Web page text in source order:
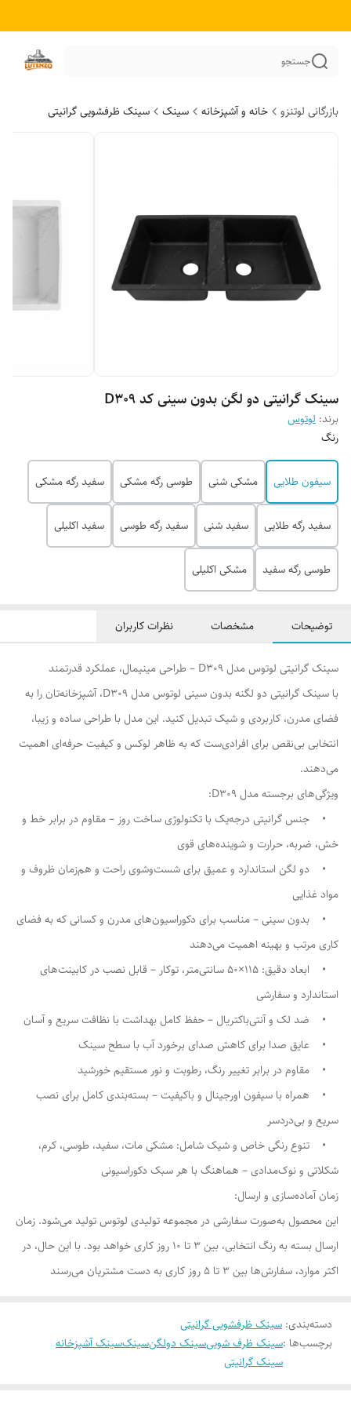
جستجو
بازرگانی لوتنزو خانه و آشپزخانه سینک سینک ظرفشویی گرانیتی
سینک گرانیتی دو لگن بدون سینی کد D309
برند: لوتوس
رنگ
سیفون طلایی مشکی شنی طوسی رگه مشکی سفید رگه مشکی
سفید رگه طلایی سفید شنی سفید رگه طوسی سفید اکلیلی
طوسی رگه سفید مشکی اکلیلی
توضیحات مشخصات نظرات کاربران
سینک گرانیتی لوتوس مدل D309 – طراحی مینیمال، عملکرد قدرتمند
با سینک گرانیتی دو لگنه بدون سینی لوتوس مدل D309، آشپزخانه‌تان را به
فضای مدرن، کاربردی و شیک تبدیل کنید. این مدل با طراحی ساده و زیبا،
انتخابی بی‌نقص برای افرادی‌ست که به ظاهر لوکس و کیفیت حرفه‌ای اهمیت
می‌دهند.
ویژگی‌های برجسته مدل D309:
• جنس گرانیتی درجه‌یک با تکنولوژی ساخت روز – مقاوم در برابر خط و
خش، ضربه، حرارت و شوینده‌های قوی
• دو لگن استاندارد و عمیق برای شست‌وشوی راحت و هم‌زمان ظروف و
مواد غذایی
• بدون سینی – مناسب برای دکوراسیون‌های مدرن و کسانی که به فضای
کاری مرتب و بهینه اهمیت می‌دهند
• ابعاد دقیق: ۱۱۵×۵۰ سانتی‌متر، توکار – قابل نصب در کابینت‌های
استاندارد و سفارشی
• ضد لک و آنتی‌باکتریال – حفظ کامل بهداشت با نظافت سریع و آسان
• عایق صدا برای کاهش صدای برخورد آب با سطح سینک
• مقاوم در برابر تغییر رنگ، رطوبت و نور مستقیم خورشید
• همراه با سیفون اورجینال و باکیفیت – بسته‌بندی کامل برای نصب
سریع و بی‌دردسر
• تنوع رنگی خاص و شیک شامل: مشکی مات، سفید، طوسی، کرم،
شکلاتی و نوک‌مدادی – هماهنگ با هر سبک دکوراسیونی
زمان آماده‌سازی و ارسال:
این محصول به‌صورت سفارشی در مجموعه تولیدی لوتوس تولید می‌شود. زمان
ارسال بسته به رنگ انتخابی، بین ۳ تا ۱۰ روز کاری خواهد بود. با این حال، در
اکثر موارد، سفارش‌ها بین ۳ تا ۵ روز کاری به دست مشتریان می‌رسند
دسته‌بندی: سینک ظرفشویی گرانیتی
برچسب‌ها :سینک ظرف شوییسینک دولگنسینکسینک آشپزخانه
سینک گرانیتی